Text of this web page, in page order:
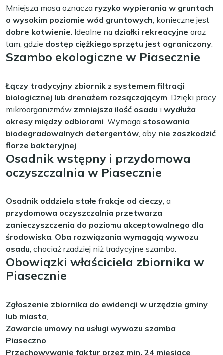
Mniejsza masa oznacza ryzyko wypierania w gruntach
o wysokim poziomie wód gruntowych; konieczne jest
dobre kotwienie. Idealne na działki rekreacyjne oraz
tam, gdzie dostęp ciężkiego sprzętu jest ograniczony.
Szambo ekologiczne w Piasecznie
Łączy tradycyjny zbiornik z systemem filtracji
biologicznej lub drenażem rozsączającym. Dzięki pracy
mikroorganizmów zmniejsza ilość osadu i wydłuża
okresy między odbiorami. Wymaga stosowania
biodegradowalnych detergentów, aby nie zaszkodzić
florze bakteryjnej.
Osadnik wstępny i przydomowa
oczyszczalnia w Piasecznie
Osadnik oddziela stałe frakcje od cieczy, a
przydomowa oczyszczalnia przetwarza
zanieczyszczenia do poziomu akceptowalnego dla
środowiska. Oba rozwiązania wymagają wywozu
osadu, chociaż rzadziej niż tradycyjne szambo.
Obowiązki właściciela zbiornika w
Piasecznie
Zgłoszenie zbiornika do ewidencji w urzędzie gminy
lub miasta,
Zawarcie umowy na usługi wywozu szamba
Piaseczno,
Przechowywanie faktur przez min. 24 miesiące,